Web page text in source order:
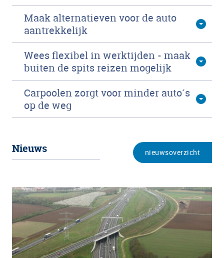
Maak alternatieven voor de auto
aantrekkelijk
Wees flexibel in werktijden - maak
buiten de spits reizen mogelijk
Carpoolen zorgt voor minder auto´s
op de weg
Nieuws nieuwsoverzicht